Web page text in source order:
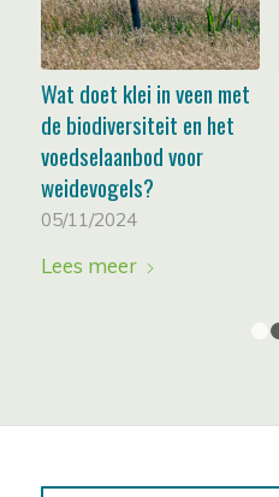
Wat doet klei in veen met
de biodiversiteit en het
voedselaanbod voor
weidevogels?
05/11/2024
Lees meer